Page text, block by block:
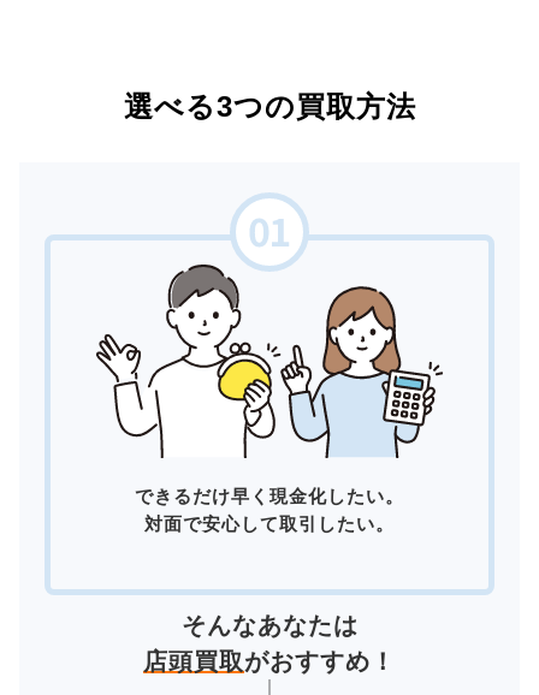
選べる3つの買取方法
できるだけ早く現金化したい。
対面で安心して取引したい。
そんなあなたは
店頭買取がおすすめ！